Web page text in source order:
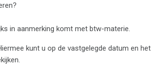
in aanmerking komt met btw-materie.
kunt u op de vastgelegde datum en het